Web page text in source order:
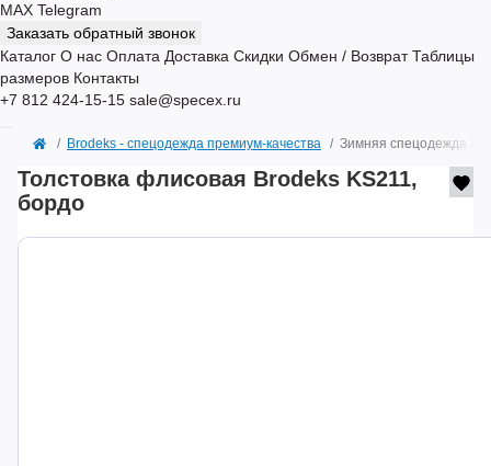
MAX Telegram
Заказать обратный звонок
Каталог О нас Оплата Доставка Скидки Обмен / Возврат Таблицы
размеров Контакты
+7 812 424-15-15 sale@specex.ru
Brodeks - спецодежда премиум-качества Зимняя спецодежда
Толстовка флисовая Brodeks KS211,
бордо